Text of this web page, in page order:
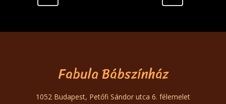
Fabula Bábszínház
1052 Budapest, Petőfi Sándor utca 6. félemelet